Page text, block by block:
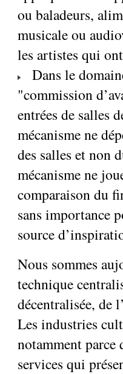
ou baladeurs,
musicale ou
les artistes qui
Dans le
"commission
entrées de salles
mécanisme ne
des salles et non
mécanisme ne
comparaison du
sans importance
source
Nous sommes
technique
décentralisée, de
Les industries
notamment parce
services qui